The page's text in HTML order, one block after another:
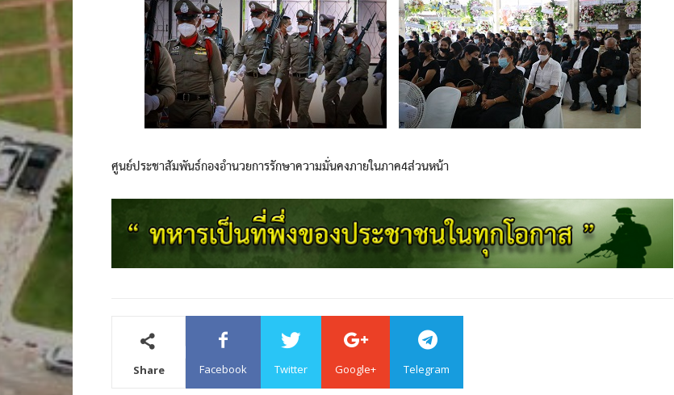
ศูนย์ประชาสัมพันธ์กองอำนวยการรักษาความมั่นคงภายในภาค4ส่วนหน้า
Share Facebook Twitter Google+ Telegram